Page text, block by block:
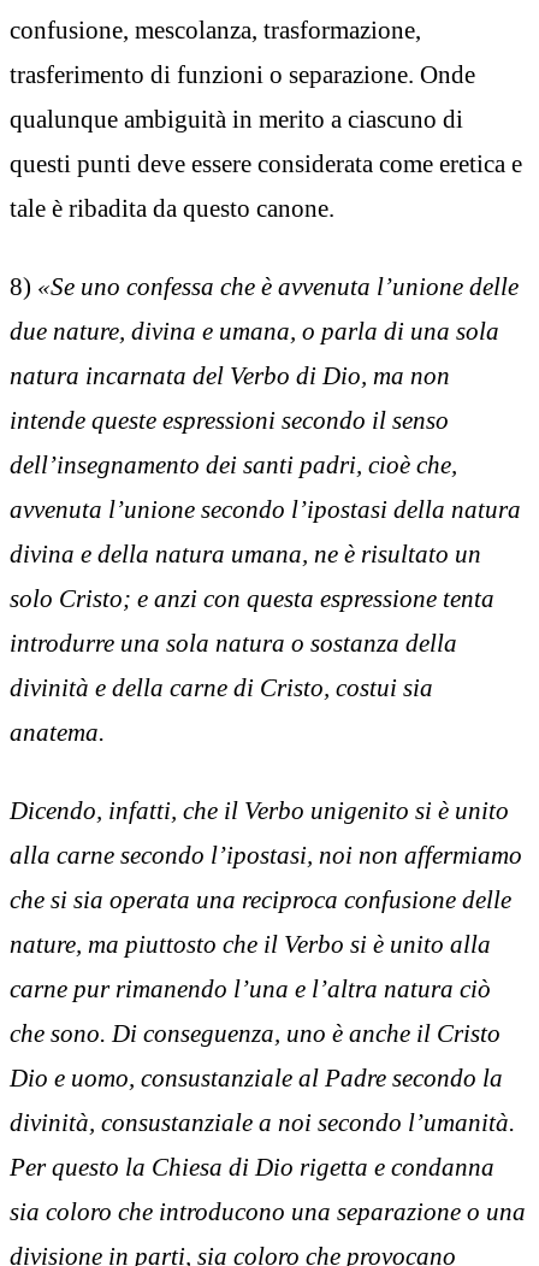
confusione, mescolanza, trasformazione,
trasferimento di funzioni o separazione. Onde
qualunque ambiguità in merito a ciascuno di
questi punti deve essere considerata come eretica e
tale è ribadita da questo canone.
8) «Se uno confessa che è avvenuta l’unione delle
due nature, divina e umana, o parla di una sola
natura incarnata del Verbo di Dio, ma non
intende queste espressioni secondo il senso
dell’insegnamento dei santi padri, cioè che,
avvenuta l’unione secondo l’ipostasi della natura
divina e della natura umana, ne è risultato un
solo Cristo; e anzi con questa espressione tenta
introdurre una sola natura o sostanza della
divinità e della carne di Cristo, costui sia
anatema.
Dicendo, infatti, che il Verbo unigenito si è unito
alla carne secondo l’ipostasi, noi non affermiamo
che si sia operata una reciproca confusione delle
nature, ma piuttosto che il Verbo si è unito alla
carne pur rimanendo l’una e l’altra natura ciò
che sono. Di conseguenza, uno è anche il Cristo
Dio e uomo, consustanziale al Padre secondo la
divinità, consustanziale a noi secondo l’umanità.
Per questo la Chiesa di Dio rigetta e condanna
sia coloro che introducono una separazione o una
divisione in parti, sia coloro che provocano